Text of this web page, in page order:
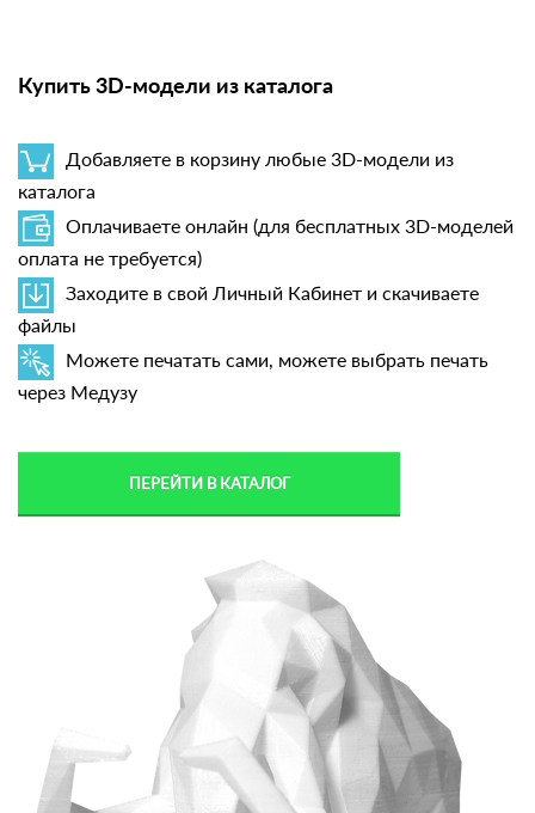
Купить 3D-модели из каталога
Добавляете в корзину любые 3D-модели из
каталога
Оплачиваете онлайн (для бесплатных 3D-моделей
оплата не требуется)
Заходите в свой Личный Кабинет и скачиваете
файлы
Можете печатать сами, можете выбрать печать
через Медузу
ПЕРЕЙТИ В КАТАЛОГ